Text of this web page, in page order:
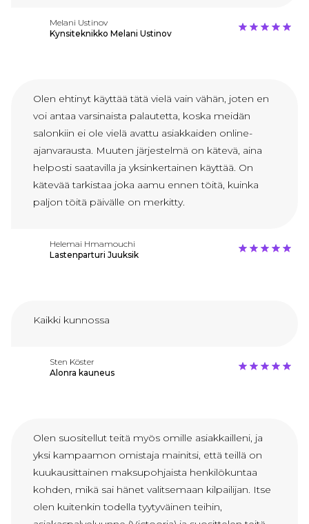
Melani Ustinov
Kynsiteknikko Melani Ustinov
Olen ehtinyt käyttää tätä vielä vain vähän, joten en
voi antaa varsinaista palautetta, koska meidän
salonkiin ei ole vielä avattu asiakkaiden online-
ajanvarausta. Muuten järjestelmä on kätevä, aina
helposti saatavilla ja yksinkertainen käyttää. On
kätevää tarkistaa joka aamu ennen töitä, kuinka
paljon töitä päivälle on merkitty.
Helemai Hmamouchi
Lastenparturi Juuksik
Kaikki kunnossa
Sten Köster
Alonra kauneus
Olen suositellut teitä myös omille asiakkailleni, ja
yksi kampaamon omistaja mainitsi, että teillä on
kuukausittainen maksupohjaista henkilökuntaa
kohden, mikä sai hänet valitsemaan kilpailijan. Itse
olen kuitenkin todella tyytyväinen teihin,